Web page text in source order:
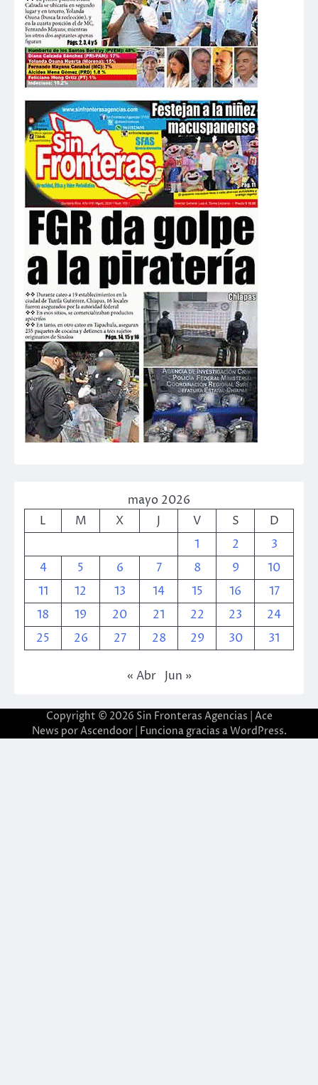
mayo 2026
L
M X J V S
D
1
2
3
4
5 6 7 8 9
10
11
12 13 14 15 16
17
18
19 20 21 22 23
24
25
26 27 28 29 30 31
« Abr Jun »
Copyright © 2026 Sin Fronteras Agencias | Ace
News porAscendoor| Funciona gracias aWordPress.